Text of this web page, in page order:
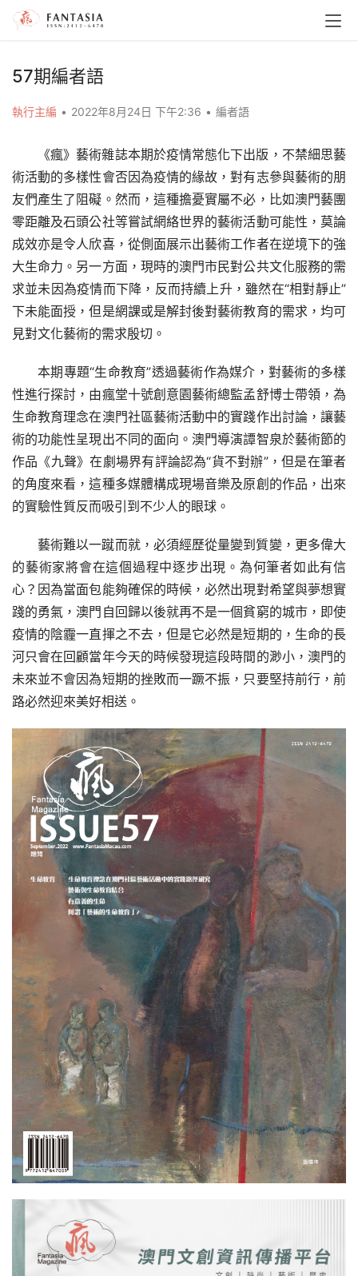
57期編者語
執行主編 • 2022年8月24日 下午2:36 • 編者語
《瘋》藝術雜誌本期於疫情常態化下出版，不禁細思藝
術活動的多樣性會否因為疫情的緣故，對有志參與藝術的朋
友們產生了阻礙。然而，這種擔憂實屬不必，比如澳門藝團
零距離及石頭公社等嘗試網絡世界的藝術活動可能性，莫論
成效亦是令人欣喜，從側面展示出藝術工作者在逆境下的強
大生命力。另一方面，現時的澳門市民對公共文化服務的需
求並未因為疫情而下降，反而持續上升，雖然在“相對靜止”
下未能面授，但是網課或是解封後對藝術教育的需求，均可
見對文化藝術的需求殷切。
本期專題“生命教育”透過藝術作為媒介，對藝術的多樣
性進行探討，由瘋堂十號創意園藝術總監孟舒博士帶領，為
生命教育理念在澳門社區藝術活動中的實踐作出討論，讓藝
術的功能性呈現出不同的面向。澳門導演譚智泉於藝術節的
作品《九聲》在劇場界有評論認為“貨不對辦”，但是在筆者
的角度來看，這種多媒體構成現場音樂及原創的作品，出來
的實驗性質反而吸引到不少人的眼球。
藝術難以一蹴而就，必須經歷從量變到質變，更多偉大
的藝術家將會在這個過程中逐步出現。為何筆者如此有信
心？因為當面包能夠確保的時候，必然出現對希望與夢想實
踐的勇氣，澳門自回歸以後就再不是一個貧窮的城市，即使
疫情的陰霾一直揮之不去，但是它必然是短期的，生命的長
河只會在回顧當年今天的時候發現這段時間的渺小，澳門的
未來並不會因為短期的挫敗而一蹶不振，只要堅持前行，前
路必然迎來美好相送。